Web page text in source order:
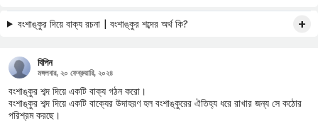
বংশাঙ্কুর দিয়ে বাক্য রচনা | বংশাঙ্কুর শব্দের অর্থ কি?
বিপিন
মঙ্গলবার, ২০ ফেব্রুয়ারি, ২০২৪
বংশাঙ্কুর শব্দ দিয়ে একটি বাক্য গঠন করো।
বংশাঙ্কুর শব্দ দিয়ে একটি বাক্যের উদাহরণ হল বংশাঙ্কুরের ঐতিহ্য ধরে রাখার জন্য সে কঠোর
পরিশ্রম করছে।